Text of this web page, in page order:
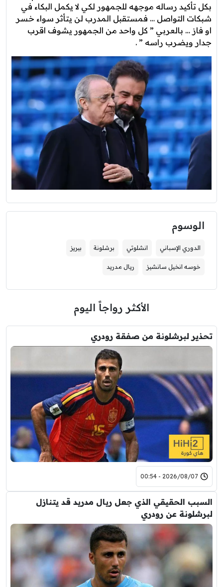
بكل تأكيد رساله موجهه للجمهور لكي لا يكمل البكاء في
شبكات التواصل … فمستقبل المدرب لن يتأثر سواء خسر
او فاز … بالعربي ” كل واحد من الجمهور يشوف اقرب
جدار ويضرب راسه ” .
الوسوم
الدوري الإسباني انشلوتي برشلونة بيريز
خوسه انخيل سانشيز ريال مدريد
الأكثر رواجاً اليوم
تحذير لبرشلونة من صفقة رودري
2026/08/07 - 00:54
السبب الحقيقي الذي جعل ريال مدريد قد يتنازل
لبرشلونة عن رودري